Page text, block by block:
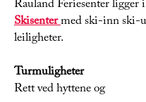
Rauland Feriesenter
Skisentermed ski-inn ski-
leiligheter.
Turmuligheter
Rett ved hyttene og